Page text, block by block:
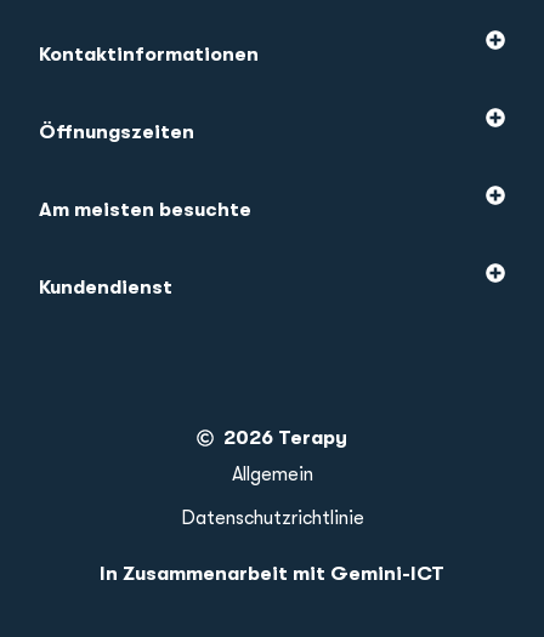
Kontaktinformationen
Öffnungszeiten
Am meisten besuchte
Kundendienst
2026 Terapy
Allgemein
Datenschutzrichtlinie
In Zusammenarbeit mit Gemini-ICT